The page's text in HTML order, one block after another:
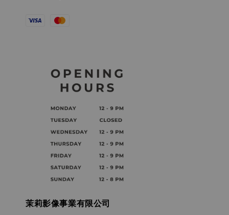
茉莉影像事業有限公司